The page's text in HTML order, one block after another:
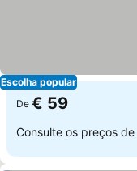
Escolha popular
De € 59
Consulte os preços de